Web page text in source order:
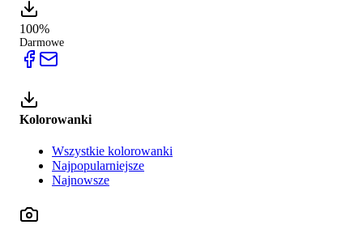
100%
Darmowe
Kolorowanki
Wszystkie kolorowanki
Najpopularniejsze
Najnowsze